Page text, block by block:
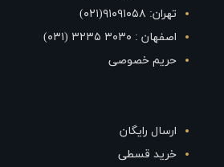
تهران: ۹۱۰۹۱۰۵۸(۰۲۱)
اصفهان : ۳۰۳۰ ۳۲۳۵ (۰۳۱)
حریم خصوصی
ارسال رایگان
خرید قسطی